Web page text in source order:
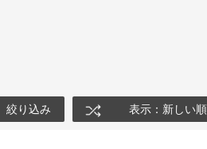
絞り込み 表示：新しい順